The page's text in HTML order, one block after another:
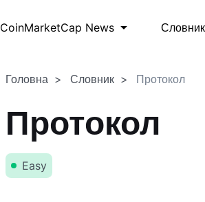
CoinMarketCap News Словник
Головна Словник Протокол
Протокол
Easy